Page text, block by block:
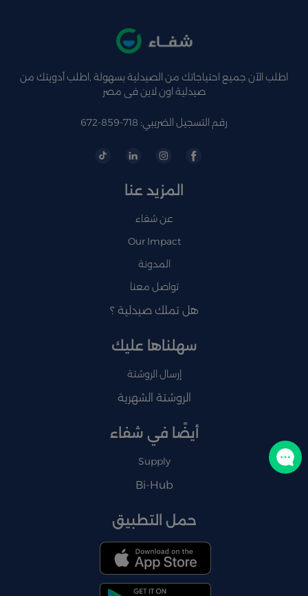
اطلب الآن جميع احتياجاتك من الصيدلية بسهولة ,اطلب أدويتك من
صيدلية اون لاين فى مصر
رقم التسجيل الضريبي: 718-859-672
المزيد عنا
عن شفاء
Our Impact
المدونة
تواصل معنا
هل تملك صيدلية ؟
سهلناها عليك
إرسال الروشتة
الروشتة الشهرية
أيضًا في شفاء
Supply
Bi-Hub
حمل التطبيق
تواصل معنا